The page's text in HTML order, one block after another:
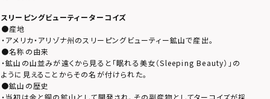
スリーピングビューティーターコイズ
●産地
・アメリカ・アリゾナ州のスリーピングビューティー鉱山で産出。
●名称の由来
・鉱山の山並みが遠くから見ると「眠れる美女（Sleeping Beauty）」の
ように見えることからその名が付けられた。
●鉱山の歴史
・当初は金と銅の鉱山として開発され、その副産物としてターコイズが採